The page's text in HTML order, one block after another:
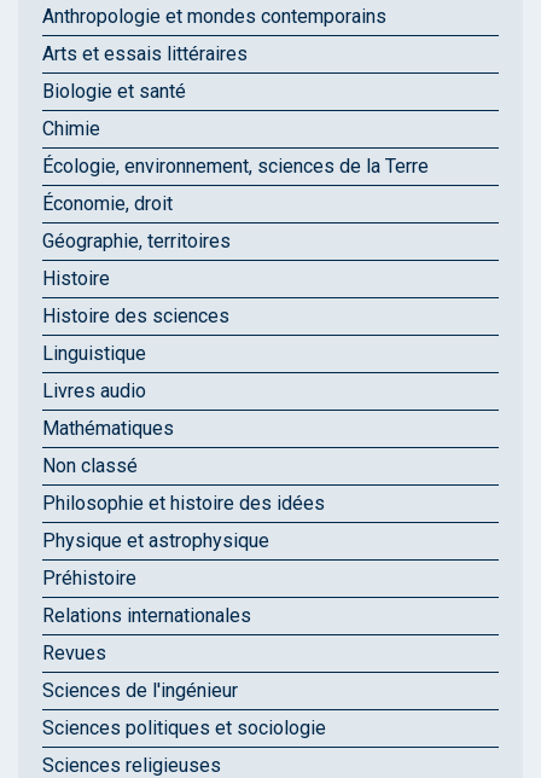
Anthropologie et mondes contemporains
Arts et essais littéraires
Biologie et santé
Chimie
Écologie, environnement, sciences de la Terre
Économie, droit
Géographie, territoires
Histoire
Histoire des sciences
Linguistique
Livres audio
Mathématiques
Non classé
Philosophie et histoire des idées
Physique et astrophysique
Préhistoire
Relations internationales
Revues
Sciences de l'ingénieur
Sciences politiques et sociologie
Sciences religieuses